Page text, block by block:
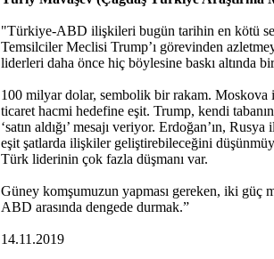
"Türkiye-ABD ilişkileri bugün tarihin en kötü
Temsilciler Meclisi Trump’ı görevinden
liderleri daha önce hiç böylesine baskı altında
100 milyar dolar, sembolik bir rakam. Moskova
ticaret hacmi hedefine eşit. Trump, kendi
‘satın aldığı’ mesajı veriyor. Erdoğan’ın,
eşit şatlarda ilişkiler geliştirebileceğini
Türk liderinin çok fazla düşmanı var.
Güney komşumuzun yapması gereken, iki güç
ABD arasında dengede durmak.”
14.11.2019